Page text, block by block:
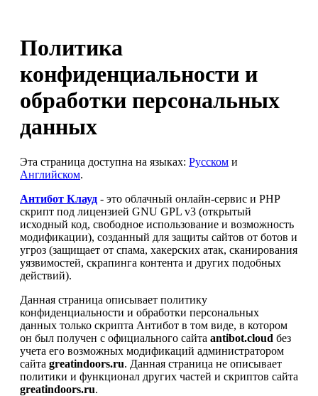
Политика
конфиденциальности и
обработки персональных
данных
Эта страница доступна на языках: Русском и
Английском.
Антибот Клауд - это облачный онлайн-сервис и PHP
скрипт под лицензией GNU GPL v3 (открытый
исходный код, свободное использование и возможность
модификации), созданный для защиты сайтов от ботов и
угроз (защищает от спама, хакерских атак, сканирования
уязвимостей, скрапинга контента и других подобных
действий).
Данная страница описывает политику
конфиденциальности и обработки персональных
данных только скрипта Антибот в том виде, в котором
он был получен с официального сайта antibot.cloud без
учета его возможных модификаций администратором
сайта greatindoors.ru. Данная страница не описывает
политики и функционал других частей и скриптов сайта
greatindoors.ru.